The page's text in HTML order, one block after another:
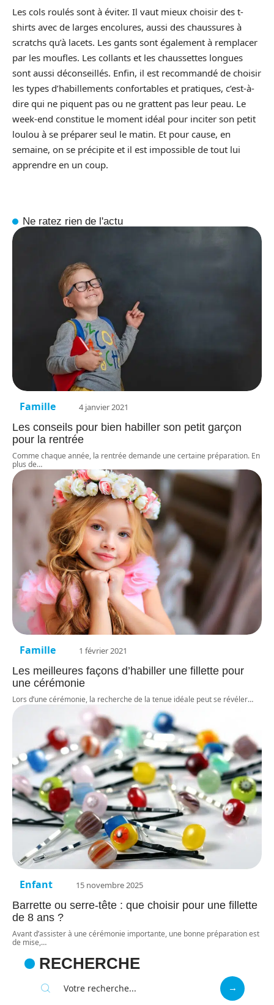
Les cols roulés sont à éviter. Il vaut mieux choisir des t-
shirts avec de larges encolures, aussi des chaussures à
scratchs qu’à lacets. Les gants sont également à remplacer
par les moufles. Les collants et les chaussettes longues
sont aussi déconseillés. Enfin, il est recommandé de choisir
les types d’habillements confortables et pratiques, c’est-à-
dire qui ne piquent pas ou ne grattent pas leur peau. Le
week-end constitue le moment idéal pour inciter son petit
loulou à se préparer seul le matin. Et pour cause, en
semaine, on se précipite et il est impossible de tout lui
apprendre en un coup.
Ne ratez rien de l'actu
Famille 4 janvier 2021
Les conseils pour bien habiller son petit garçon
pour la rentrée
Comme chaque année, la rentrée demande une certaine préparation. En
plus de…
Famille 1 février 2021
Les meilleures façons d’habiller une fillette pour
une cérémonie
Lors d’une cérémonie, la recherche de la tenue idéale peut se révéler…
Enfant 15 novembre 2025
Barrette ou serre-tête : que choisir pour une fillette
de 8 ans ?
Avant d’assister à une cérémonie importante, une bonne préparation est
de mise,…
RECHERCHE